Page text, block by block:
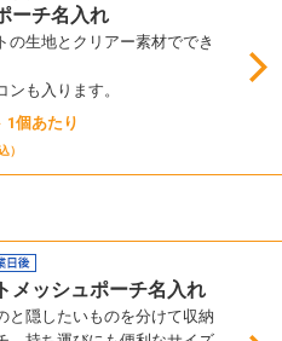
ーチ名入れ
の生地とクリアー素材ででき
ンも入ります。
1個あたり
）
メッシュポーチ名入れ
と隠したいものを分けて収納